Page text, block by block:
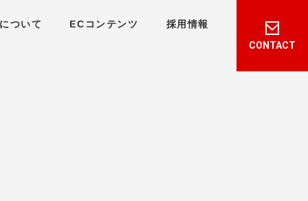
ついて ECコンテンツ 採用情報
CONTACT